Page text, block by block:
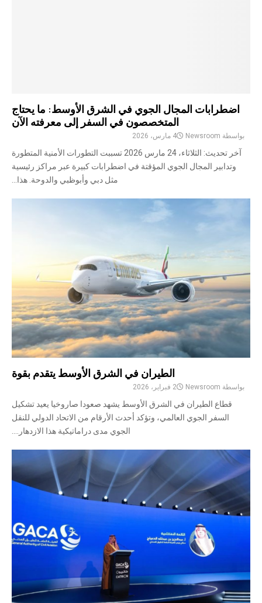
اضطرابات المجال الجوي في الشرق الأوسط: ما يحتاج
المتخصصون في السفر إلى معرفته الآن
بواسطة Newsroom 4 مارس، 2026
آخر تحديث: الثلاثاء، 24 مارس 2026 تسببت التطورات الأمنية المتطورة
وتدابير المجال الجوي المؤقتة في اضطرابات كبيرة عبر مراكز رئيسية
مثل دبي وأبوظبي والدوحة. هذا...
الطيران في الشرق الأوسط يتقدم بقوة
بواسطة Newsroom 2 فبراير، 2026
قطاع الطيران في الشرق الأوسط يشهد صعودا صاروخيا يعيد تشكيل
السفر الجوي العالمي، وتؤكد أحدث الأرقام من الاتحاد الدولي للنقل
الجوي مدى دراماتيكية هذا الازدهار....